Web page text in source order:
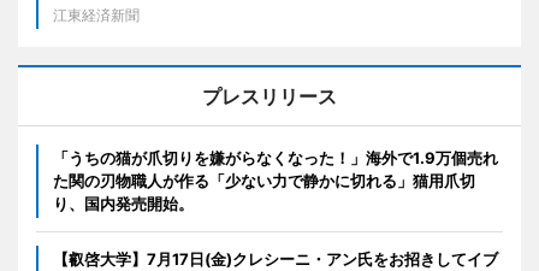
江東経済新聞
プレスリリース
「うちの猫が爪切りを嫌がらなくなった！」海外で1.9万個売れ
た関の刃物職人が作る「少ない力で静かに切れる」猫用爪切
り、国内発売開始。
【叡啓大学】7月17日(金)クレシーニ・アン氏をお招きしてイブ